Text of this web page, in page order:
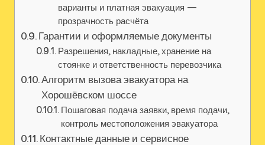
варианты и платная эвакуация —
прозрачность расчёта
Гарантии и оформляемые документы
Разрешения, накладные, хранение на
стоянке и ответственность перевозчика
Алгоритм вызова эвакуатора на
Хорошёвском шоссе
Пошаговая подача заявки, время подачи,
контроль местоположения эвакуатора
Контактные данные и сервисное